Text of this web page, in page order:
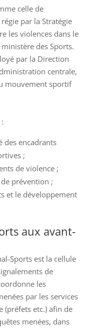
celle de
par la Stratégie
les violences dans le
des Sports.
par la Direction
centrale,
mouvement sportif
des encadrants
;
de violence ;
prévention ;
et le développement
aux avant-
Sports est la cellule
de
les
par les services
(préfets etc.) afin de
menées, dans